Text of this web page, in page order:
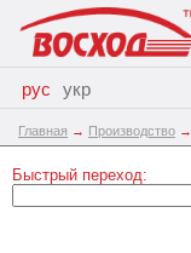
рус укр
Главная → Производство →
Быстрый переход: